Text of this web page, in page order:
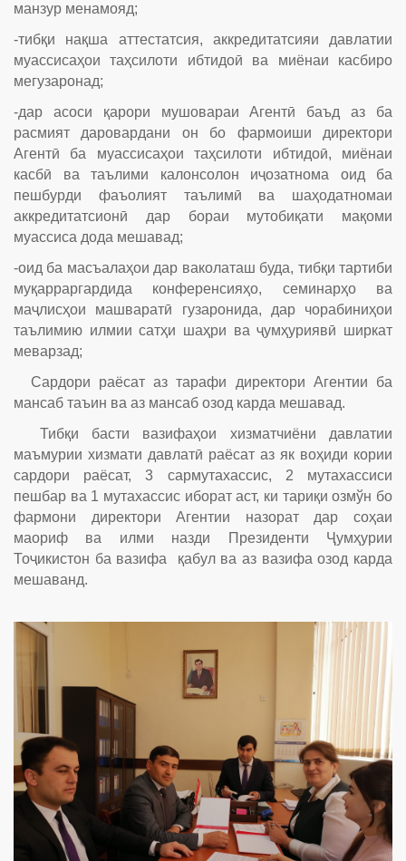
манзур менамояд;
-тибқи нақша аттестатсия, аккредитатсияи давлатии
муассисаҳои таҳсилоти ибтидоӣ ва миёнаи касбиро
мегузаронад;
-дар асоси қарори мушовараи Агентӣ баъд аз ба
расмият даровардани он бо фармоиши директори
Агентӣ ба муассисаҳои таҳсилоти ибтидоӣ, миёнаи
касбӣ ва таълими калонсолон иҷозатнома оид ба
пешбурди фаъолият таълимӣ ва шаҳодатномаи
аккредитатсионӣ дар бораи мутобиқати мақоми
муассиса дода мешавад;
-оид ба масъалаҳои дар ваколаташ буда, тибқи тартиби
муқарраргардида конференсияҳо, семинарҳо ва
маҷлисҳои машваратӣ гузаронида, дар чорабиниҳои
таълимию илмии сатҳи шаҳри ва ҷумҳуриявӣ ширкат
меварзад;
Сардори раёсат аз тарафи директори Агентии ба
мансаб таъин ва аз мансаб озод карда мешавад.
Тибқи басти вазифаҳои хизматчиёни давлатии
маъмурии хизмати давлатӣ раёсат аз як воҳиди кории
сардори раёсат, 3 сармутахассис, 2 мутахассиси
пешбар ва 1 мутахассис иборат аст, ки тариқи озмўн бо
фармони директори Агентии назорат дар соҳаи
маориф ва илми назди Президенти Ҷумҳурии
Тоҷикистон ба вазифа қабул ва аз вазифа озод карда
мешаванд.